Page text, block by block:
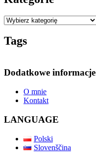
Tags
Dodatkowe informacje
O mnie
Kontakt
LANGUAGE
Polski
Slovenščina